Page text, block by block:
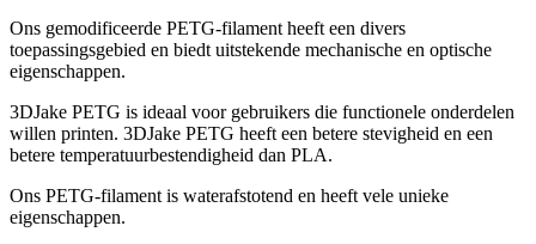
Ons gemodificeerde PETG-filament heeft een divers
toepassingsgebied en biedt uitstekende mechanische en optische
eigenschappen.
3DJake PETG is ideaal voor gebruikers die functionele onderdelen
willen printen. 3DJake PETG heeft een betere stevigheid en een
betere temperatuurbestendigheid dan PLA.
Ons PETG-filament is waterafstotend en heeft vele unieke
eigenschappen.